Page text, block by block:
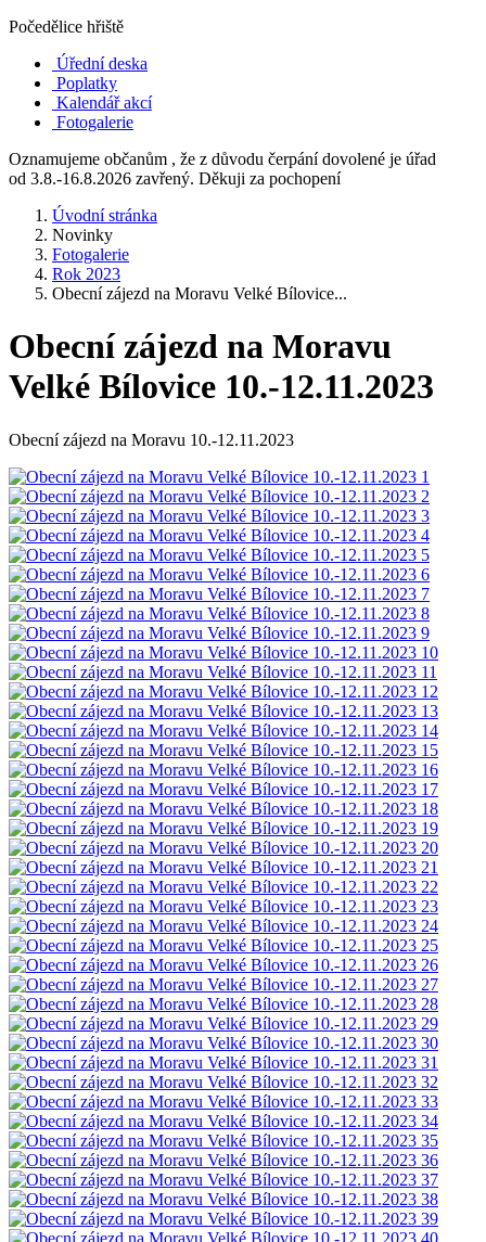
Počedělice hřiště
Úřední deska
Poplatky
Kalendář akcí
Fotogalerie
Oznamujeme občanům , že z důvodu čerpání dovolené je úřad
od 3.8.-16.8.2026 zavřený. Děkuji za pochopení
Úvodní stránka
Novinky
Fotogalerie
Rok 2023
Obecní zájezd na Moravu Velké Bílovice...
Obecní zájezd na Moravu
Velké Bílovice 10.-12.11.2023
Obecní zájezd na Moravu 10.-12.11.2023